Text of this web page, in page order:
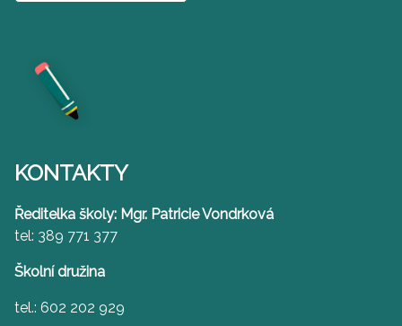
KONTAKTY
Ředitelka školy: Mgr. Patricie Vondrková
tel: 389 771 377
Školní družina
tel.: 602 202 929